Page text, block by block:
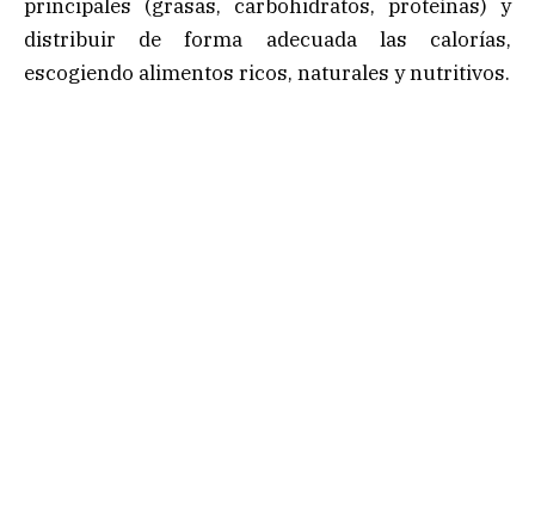
principales (grasas, carbohidratos, proteínas) y
distribuir de forma adecuada las calorías,
escogiendo alimentos ricos, naturales y nutritivos.